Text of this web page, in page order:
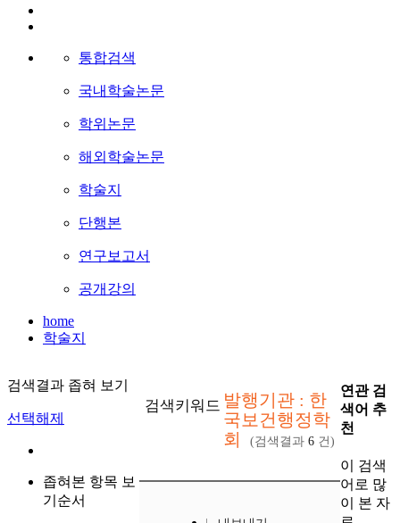
통합검색
국내학술논문
학위논문
해외학술논문
학술지
단행본
연구보고서
공개강의
home
학술지
검색결과 좁혀 보기
선택해제
좁혀본 항목 보
기순서
검색키워드 발행기관 : 한
국보건행정학
회
(검색결과 6 건)
연관 검
색어 추
천
이 검색
어로 많
이 본 자